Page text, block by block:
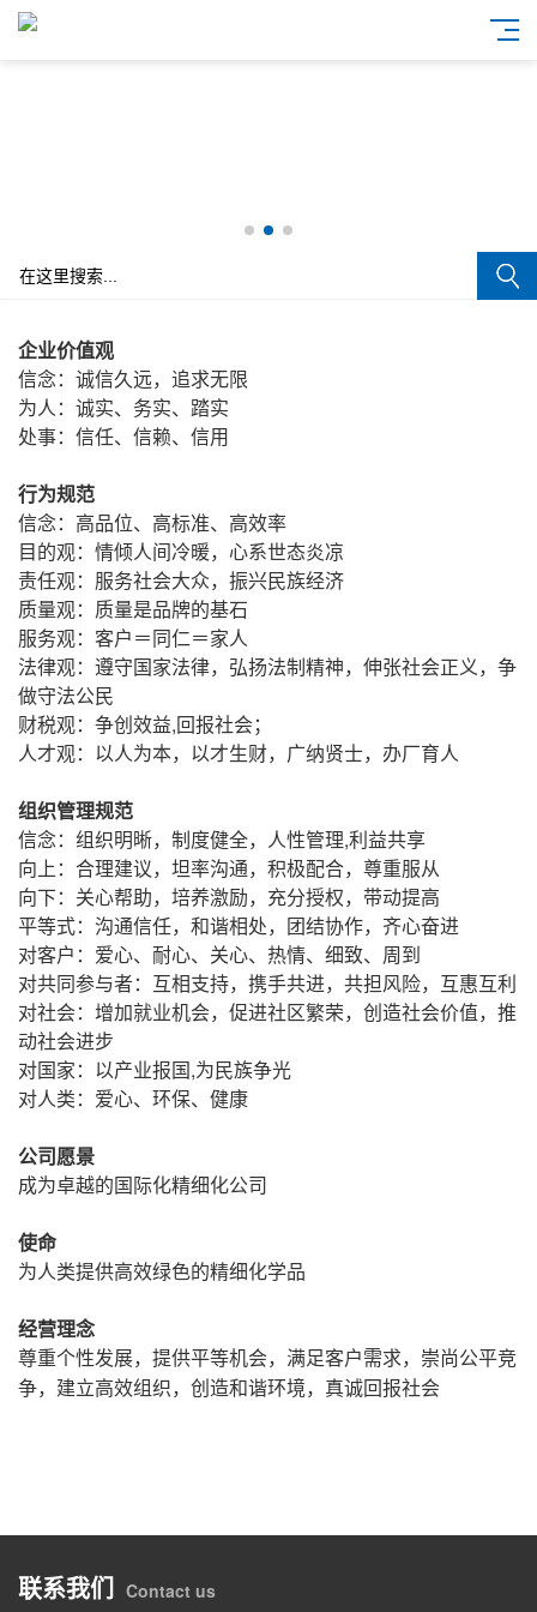
企业价值观
信念：诚信久远，追求无限
为人：诚实、务实、踏实
处事：信任、信赖、信用
行为规范
信念：高品位、高标准、高效率
目的观：情倾人间冷暖，心系世态炎凉
责任观：服务社会大众，振兴民族经济
质量观：质量是品牌的基石
服务观：客户＝同仁＝家人
法律观：遵守国家法律，弘扬法制精神，伸张社会正义，争
做守法公民
财税观：争创效益,回报社会；
人才观：以人为本，以才生财，广纳贤士，办厂育人
组织管理规范
信念：组织明晰，制度健全，人性管理,利益共享
向上：合理建议，坦率沟通，积极配合，尊重服从
向下：关心帮助，培养激励，充分授权，带动提高
平等式：沟通信任，和谐相处，团结协作，齐心奋进
对客户：爱心、耐心、关心、热情、细致、周到
对共同参与者：互相支持，携手共进，共担风险，互惠互利
对社会：增加就业机会，促进社区繁荣，创造社会价值，推
动社会进步
对国家：以产业报国,为民族争光
对人类：爱心、环保、健康
公司愿景
成为卓越的国际化精细化公司
使命
为人类提供高效绿色的精细化学品
经营理念
尊重个性发展，提供平等机会，满足客户需求，崇尚公平竞
争，建立高效组织，创造和谐环境，真诚回报社会
联系我们 Contact us